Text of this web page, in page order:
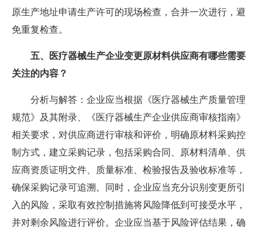
原生产地址申请生产许可的现场检查，合并一次进行，避
免重复检查。
五、医疗器械生产企业变更原材料供应商有哪些需要
关注的内容？
分析与解答：企业应当根据《医疗器械生产质量管理
规范》及其附录、《医疗器械生产企业供应商审核指南》
相关要求，对供应商进行审核和评价，明确原材料采购控
制方式，建立采购记录，包括采购合同、原材料清单、供
应商资质证明文件、质量标准、检验报告及验收标准等，
确保采购记录可追溯。同时，企业应当充分识别变更所引
入的风险，采取有效控制措施将风险降低到可接受水平，
并对剩余风险进行评价。企业应当基于风险评估结果，确